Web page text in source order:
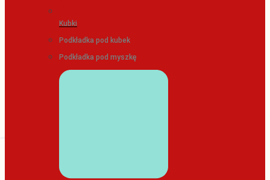
Kubki
Podkładka pod kubek
Podkładka pod myszkę